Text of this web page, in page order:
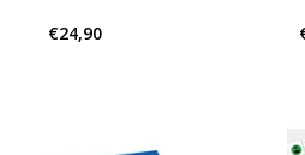
€24,90